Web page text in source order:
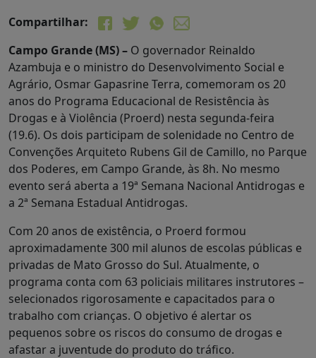
Compartilhar:
Campo Grande (MS) – O governador Reinaldo
Azambuja e o ministro do Desenvolvimento Social e
Agrário, Osmar Gapasrine Terra, comemoram os 20
anos do Programa Educacional de Resistência às
Drogas e à Violência (Proerd) nesta segunda-feira
(19.6). Os dois participam de solenidade no Centro de
Convenções Arquiteto Rubens Gil de Camillo, no Parque
dos Poderes, em Campo Grande, às 8h. No mesmo
evento será aberta a 19ª Semana Nacional Antidrogas e
a 2ª Semana Estadual Antidrogas.
Com 20 anos de existência, o Proerd formou
aproximadamente 300 mil alunos de escolas públicas e
privadas de Mato Grosso do Sul. Atualmente, o
programa conta com 63 policiais militares instrutores –
selecionados rigorosamente e capacitados para o
trabalho com crianças. O objetivo é alertar os
pequenos sobre os riscos do consumo de drogas e
afastar a juventude do produto do tráfico.